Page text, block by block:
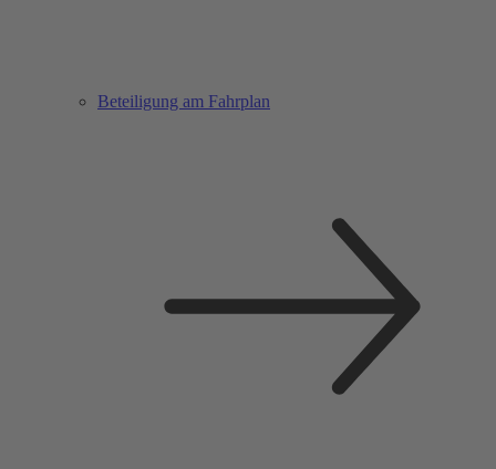
Beteiligung am Fahrplan